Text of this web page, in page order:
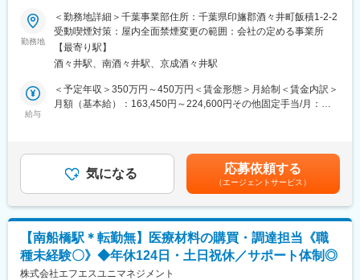
■業務内容：
畜産農家に対し畜産用動物用医薬品、飼料添加物、畜産用機械器
具、IoT関連商品等の営業をお任せします。お客様との関係性を重
視した営業スタイルですので、お客様に寄り添い、信頼を構築い
ただける方を求めています！
・新商品やキャンペーン商品のご案内もございます。
・農家の方に商品を使うことのメリットをわかりやすく説明、提
す。
■充実の教育体制：
・入社後1か月ほどは前任と一緒にお客様先を訪問しながら仕事の
勤務地
＜勤務地詳細＞千葉事業部住所：千葉県印旛郡酒々井町飯積1-2-2
受動喫煙対策：屋内全面禁煙変更の範囲：会社の定める事業所
【最寄り駅】
酒々井駅、南酒々井駅、京成酒々井駅
給与
＜予定年収＞350万円～450万円＜賃金形態＞月給制＜賃金内訳＞
月額（基本給）：163,450円～224,600円その他固定手当/月：
業手当＞有＜給与補足＞※ご経験やスキルで決定します。■賞与：
2回■残業手当（固定残業代制 超過分別途支給）■手当：住宅手当
／家族手当／運転手当／帰省手当／単身赴任手当など賃金はあく
までも目安の金額であり、選考を通じて上下する可能性がありま
す。月給(月額)は固定手当を含めた表記です。
気になる 応募依頼する
（エージェントサービス）
【南船橋駅＊転勤無】医療材料の購買・調達担当《職
種未経験〇》◆年休124日・土日祝休／サポート体制◎
株式会社エフエスユニマネジメント